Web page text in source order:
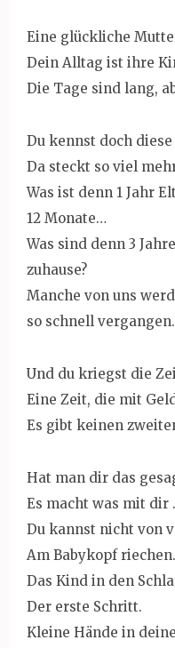
Eine glückliche
Dein Alltag ist ihre
Die Tage sind lang,
Du kennst doch
Da steckt so viel
Was ist denn 1 Jahr
12 Monate…
Was sind denn 3
zuhause?
Manche von uns
so schnell vergangen.
Und du kriegst die
Eine Zeit, die mit
Es gibt keinen
Hat man dir das
Es macht was mit dir
Du kannst nicht von
Am Babykopf riechen.
Das Kind in den
Der erste Schritt.
Kleine Hände in